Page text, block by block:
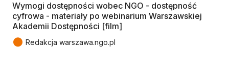
Wymogi dostępności wobec NGO - dostępność
cyfrowa - materiały po webinarium Warszawskiej
Akademii Dostępności [film]
● Redakcja warszawa.ngo.pl